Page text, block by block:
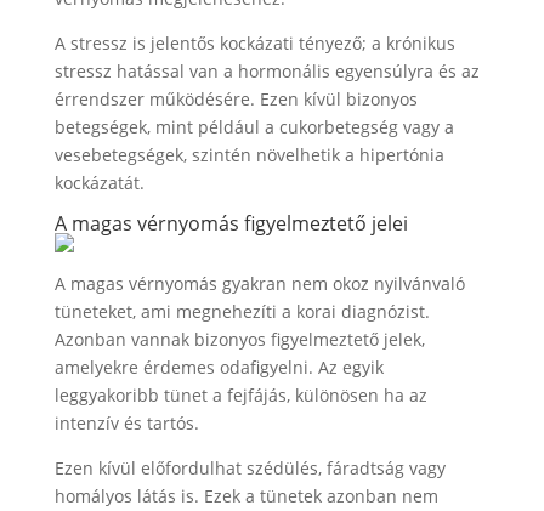
A stressz is jelentős kockázati tényező; a krónikus
stressz hatással van a hormonális egyensúlyra és az
érrendszer működésére. Ezen kívül bizonyos
betegségek, mint például a cukorbetegség vagy a
vesebetegségek, szintén növelhetik a hipertónia
kockázatát.
A magas vérnyomás figyelmeztető jelei
A magas vérnyomás gyakran nem okoz nyilvánvaló
tüneteket, ami megnehezíti a korai diagnózist.
Azonban vannak bizonyos figyelmeztető jelek,
amelyekre érdemes odafigyelni. Az egyik
leggyakoribb tünet a fejfájás, különösen ha az
intenzív és tartós.
Ezen kívül előfordulhat szédülés, fáradtság vagy
homályos látás is. Ezek a tünetek azonban nem